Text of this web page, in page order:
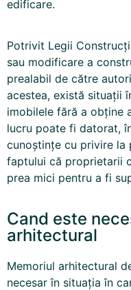
edificare.
Potrivit Legii
sau modificare a
prealabil de către
acestea, există situații
imobilele fără a obține
lucru poate fi datorat,
cunoștințe cu privire la
faptului că proprietarii
prea mici pentru a fi
Cand este
arhitectural
Memoriul arhitectural
necesar în situația în